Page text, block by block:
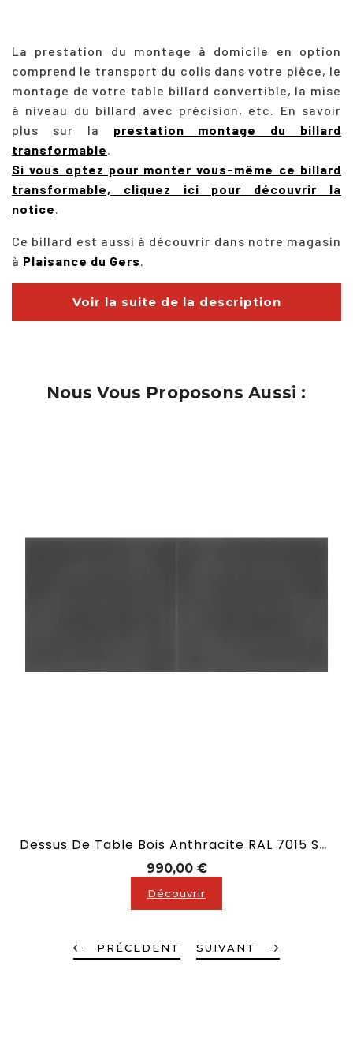
La prestation du montage à domicile en option
comprend le transport du colis dans votre pièce, le
montage de votre table billard convertible, la mise
à niveau du billard avec précision, etc. En savoir
plus sur la prestation montage du billard
transformable.
Si vous optez pour monter vous-même ce billard
transformable, cliquez ici pour découvrir la
notice.
Ce billard est aussi à découvrir dans notre magasin
à Plaisance du Gers.
Voir la suite de la description
Nous Vous Proposons Aussi :
Dessus De Table Bois Anthracite RAL 7015 Sans Allonge En 2,10 M
990,00 €Prix
Découvrir
PRÉCEDENT SUIVANT